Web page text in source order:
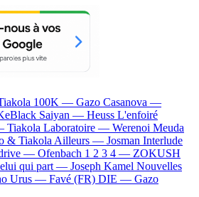
100K — Gazo Casanova —
Saiyan — Heuss L'enfoiré
Tiakola Laboratoire — Werenoi Meuda
& Tiakola Ailleurs — Josman Interlude
— Ofenbach 1 2 3 4 — ZOKUSH
qui part — Joseph Kamel Nouvelles
Urus — Favé (FR) DIE — Gazo